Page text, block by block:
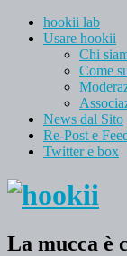
hookii lab
Usare hookii
Chi
Come
News dal Sito
Re-Post e
Twitter e box
La mucca è